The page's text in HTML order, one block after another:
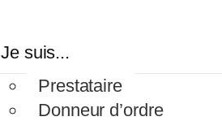
Je suis...
Prestataire
Donneur d’ordre